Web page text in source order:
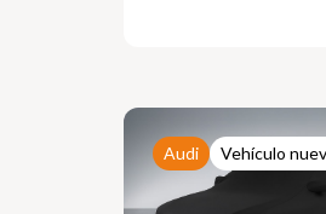
Audi Vehículo